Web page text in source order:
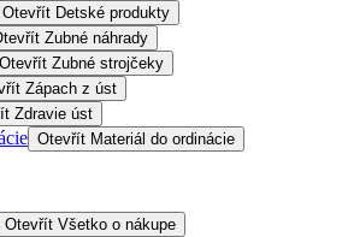
Otevřít Detské produkty
Zubné náhrady
Otevřít Zubné strojčeky
Zápach z úst
Zdravie úst
Otevřít Materiál do ordinácie
Otevřít Všetko o nákupe